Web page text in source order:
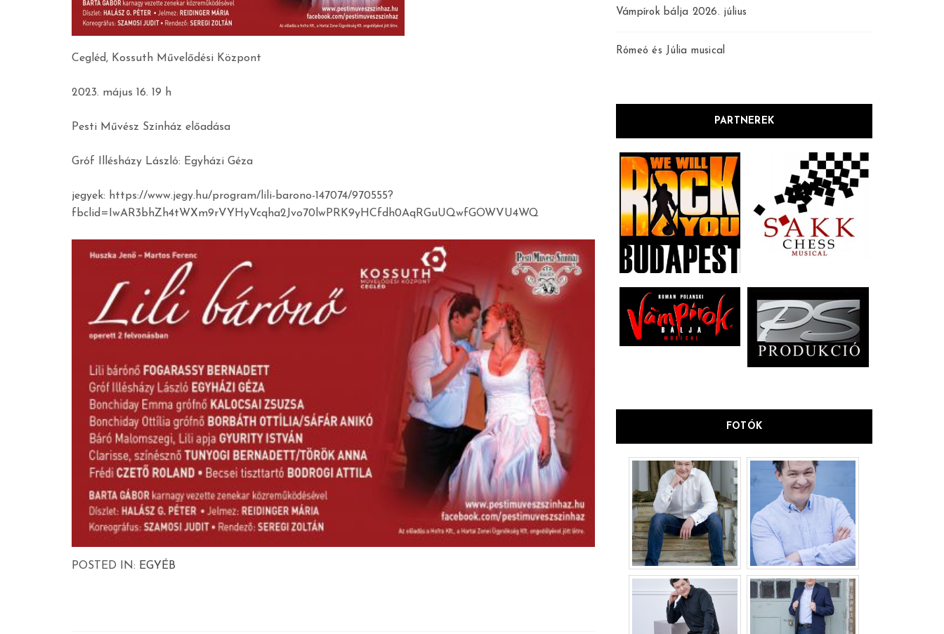
Cegléd, Kossuth Művelődési Központ
2023. május 16. 19 h
Pesti Művész Színház előadása
Gróf Illésházy László: Egyházi Géza
jegyek: https://www.jegy.hu/program/lili-barono-147074/970555?
fbclid=IwAR3bhZh4tWXm9rVYHyVcqha2Jvo70lwPRK9yHCfdh0AqRGuUQwfGOWVU4WQ
POSTED IN: EGYÉB
Vámpírok bálja 2026. július
Rómeó és Júlia musical
PARTNEREK
FOTÓK